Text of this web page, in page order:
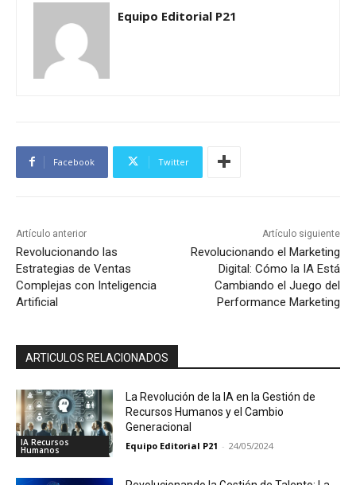
Equipo Editorial P21
Facebook Twitter
Artículo anterior
Revolucionando las
Estrategias de Ventas
Complejas con Inteligencia
Artificial
Artículo siguiente
Revolucionando el Marketing
Digital: Cómo la IA Está
Cambiando el Juego del
Performance Marketing
ARTICULOS RELACIONADOS
IA Recursos
Humanos
La Revolución de la IA en la Gestión de
Recursos Humanos y el Cambio
Generacional
Equipo Editorial P21 - 24/05/2024